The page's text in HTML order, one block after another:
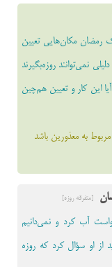
رمضان مکان‌هایی تعیین
نمی‌توانند روزه‌بگیرند
این کار و تعیین هم‌چین
به معذورین باشد
[متفرقه روزه]
آب کرد و نمی‌دانیم
از او سؤال کرد که روزه